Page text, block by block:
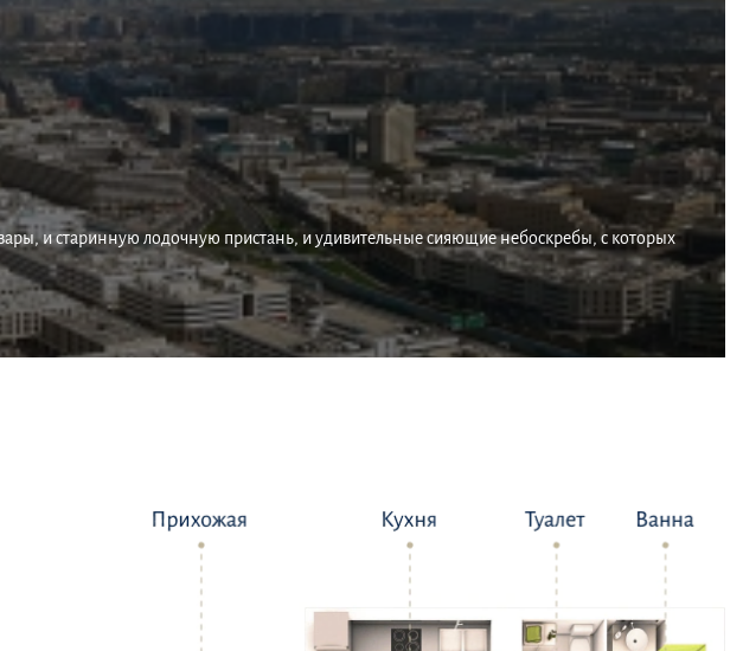
и старинную лодочную пристань, и удивительные сияющие небоскребы, с которых